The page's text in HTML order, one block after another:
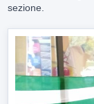
sezione.